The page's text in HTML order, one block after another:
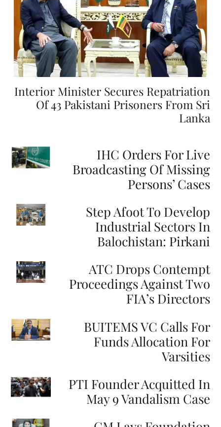
Interior Minister Secures Repatriation
Of 43 Pakistani Prisoners From Sri
Lanka
IHC Orders For Live
Broadcasting Of Missing
Persons’ Cases
Step Afoot To Develop
Industrial Sectors In
Balochistan: Pirkani
ATC Drops Contempt
Proceedings Against Two
FIA’s Directors
BUITEMS VC Calls For
Funds Allocation For
Varsities
PTI Founder Acquitted In
May 9 Vandalism Case